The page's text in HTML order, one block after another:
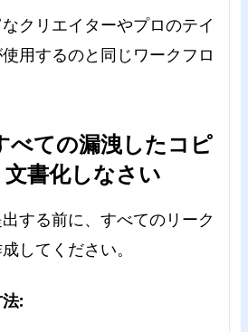
クリエイターやプロのテイ
用するのと同じワークフロ
べての漏洩したコピ
書化しなさい
する前に、すべてのリーク
してください。
: